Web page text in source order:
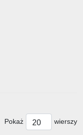
Pokaż wierszy